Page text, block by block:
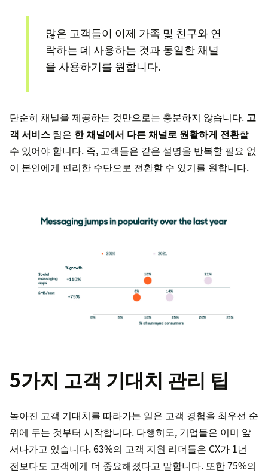
많은 고객들이 이제 가족 및 친구와 연
락하는 데 사용하는 것과 동일한 채널
을 사용하기를 원합니다.
단순히 채널을 제공하는 것만으로는 충분하지 않습니다. 고
객 서비스 팀은 한 채널에서 다른 채널로 원활하게 전환할
수 있어야 합니다. 즉, 고객들은 같은 설명을 반복할 필요 없
이 본인에게 편리한 수단으로 전환할 수 있기를 원합니다.
5가지 고객 기대치 관리 팁
높아진 고객 기대치를 따라가는 일은 고객 경험을 최우선 순
위에 두는 것부터 시작합니다. 다행히도, 기업들은 이미 앞
서나가고 있습니다. 63%의 고객 지원 리더들은 CX가 1년
전보다도 고객에게 더 중요해졌다고 말합니다. 또한 75%의